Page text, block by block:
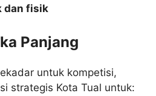
dan fisik
Panjang
untuk kompetisi,
strategis Kota Tual untuk: